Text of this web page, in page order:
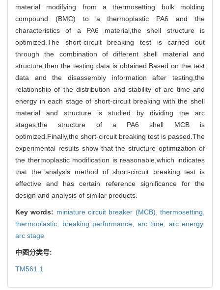
material modifying from a thermosetting bulk molding
compound (BMC) to a thermoplastic PA6 and the
characteristics of a PA6 material,the shell structure is
optimized.The short-circuit breaking test is carried out
through the combination of different shell material and
structure,then the testing data is obtained.Based on the test
data and the disassembly information after testing,the
relationship of the distribution and stability of arc time and
energy in each stage of short-circuit breaking with the shell
material and structure is studied by dividing the arc
stages,the structure of a PA6 shell MCB is
optimized.Finally,the short-circuit breaking test is passed.The
experimental results show that the structure optimization of
the thermoplastic modification is reasonable,which indicates
that the analysis method of short-circuit breaking test is
effective and has certain reference significance for the
design and analysis of similar products.
Key words: miniature circuit breaker (MCB),thermosetting,
thermoplastic, breaking performance, arc time, arc energy,
arc stage
中图分类号:
TM561.1